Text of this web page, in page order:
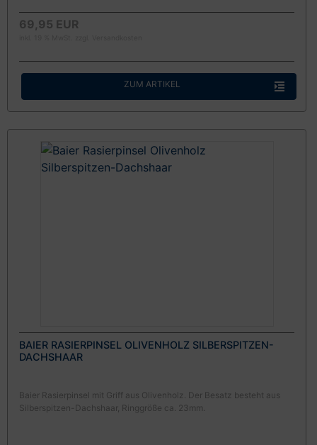
69,95 EUR
ZUM ARTIKEL
BAIER RASIERPINSEL OLIVENHOLZ SILBERSPITZEN-
DACHSHAAR
Baier Rasierpinsel mit Griff aus Olivenholz. Der Besatz besteht aus
Silberspitzen-Dachshaar, Ringgröße ca. 23mm.